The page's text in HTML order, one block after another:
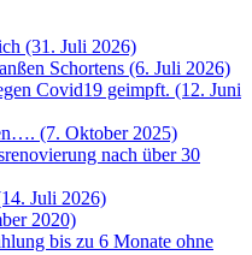
(31. Juli 2026)
Schortens (6. Juli 2026)
Covid19 geimpft. (12. Juni
(7. Oktober 2025)
nach über 30
Juli 2026)
2020)
bis zu 6 Monate ohne